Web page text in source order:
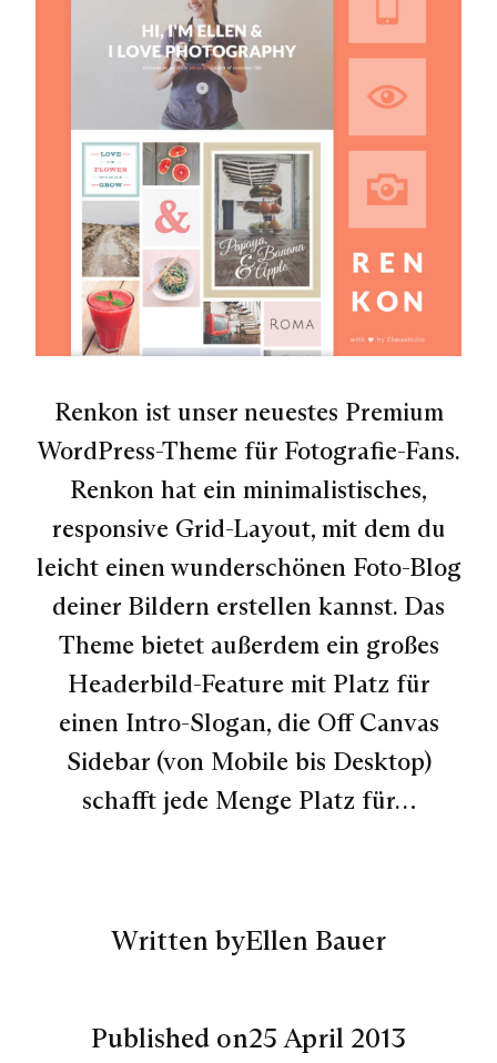
Renkon ist unser neuestes Premium
WordPress-Theme für Fotografie-Fans.
Renkon hat ein minimalistisches,
responsive Grid-Layout, mit dem du
leicht einen wunderschönen Foto-Blog
deiner Bildern erstellen kannst. Das
Theme bietet außerdem ein großes
Headerbild-Feature mit Platz für
einen Intro-Slogan, die Off Canvas
Sidebar (von Mobile bis Desktop)
schafft jede Menge Platz für…
Written byEllen Bauer
Published on25 April 2013